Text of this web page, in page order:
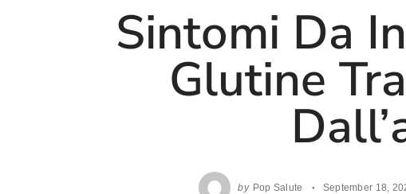
Sintomi Da
Glutine
by Pop Salute September 18,